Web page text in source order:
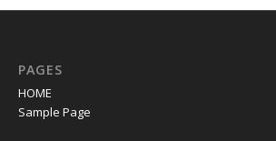
PAGES
HOME
Sample Page